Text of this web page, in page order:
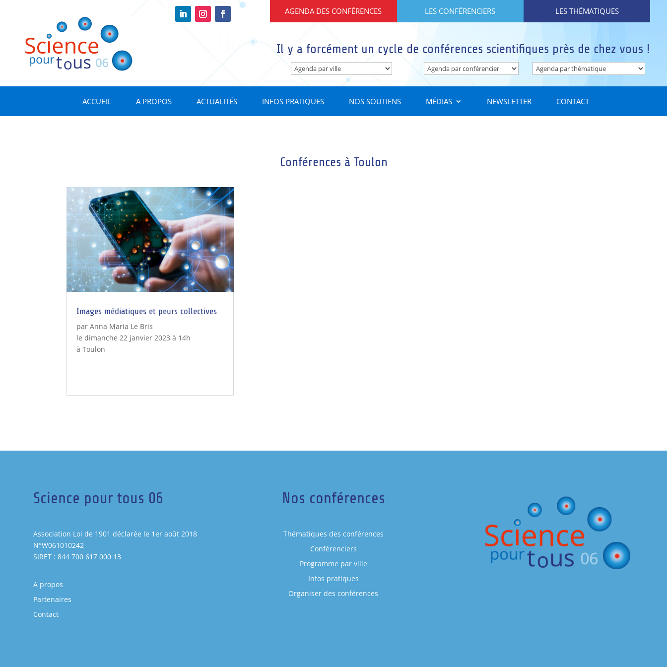
AGENDA DES CONFÉRENCES LES CONFÉRENCIERS LES THÉMATIQUES
Il y a forcément un cycle de conférences scientifiques près de chez vous !
ACCUEIL A PROPOS ACTUALITÉS INFOS PRATIQUES NOS SOUTIENS MÉDIAS NEWSLETTER CONTACT
Conférences à Toulon
Images médiatiques et peurs collectives
par Anna Maria Le Bris
le dimanche 22 janvier 2023 à 14h
à Toulon
Science pour tous 06
Association Loi de 1901 déclarée le 1er août 2018
N°W061010242
SIRET : 844 700 617 000 13
A propos
Partenaires
Contact
Nos conférences
Thématiques des conférences
Conférenciers
Programme par ville
Infos pratiques
Organiser des conférences